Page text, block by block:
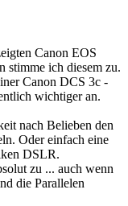
Canon EOS
stimme ich diesem zu.
Canon DCS 3c -
wichtiger an.
nach Belieben den
Oder einfach eine
DSLR.
zu ... auch wenn
die Parallelen